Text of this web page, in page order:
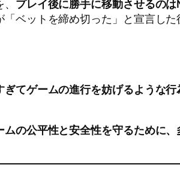
プレイ後に勝手に移動させるのは
ベットを締め切った」と宣言した
ぎてゲームの進行を妨げるような
ムの公平性と安全性を守るために